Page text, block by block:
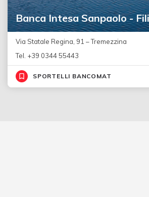
Banca Intesa Sanpaolo -
Via Statale Regina, 91 – Tremezzina
Tel. +39 0344 55443
SPORTELLI BANCOMAT